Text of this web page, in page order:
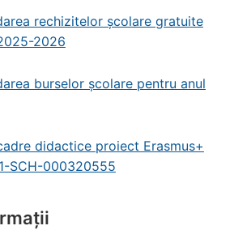
rechizitelor școlare gratuite
2026
burselor școlare pentru anul
didactice proiect Erasmus+
SCH-000320555